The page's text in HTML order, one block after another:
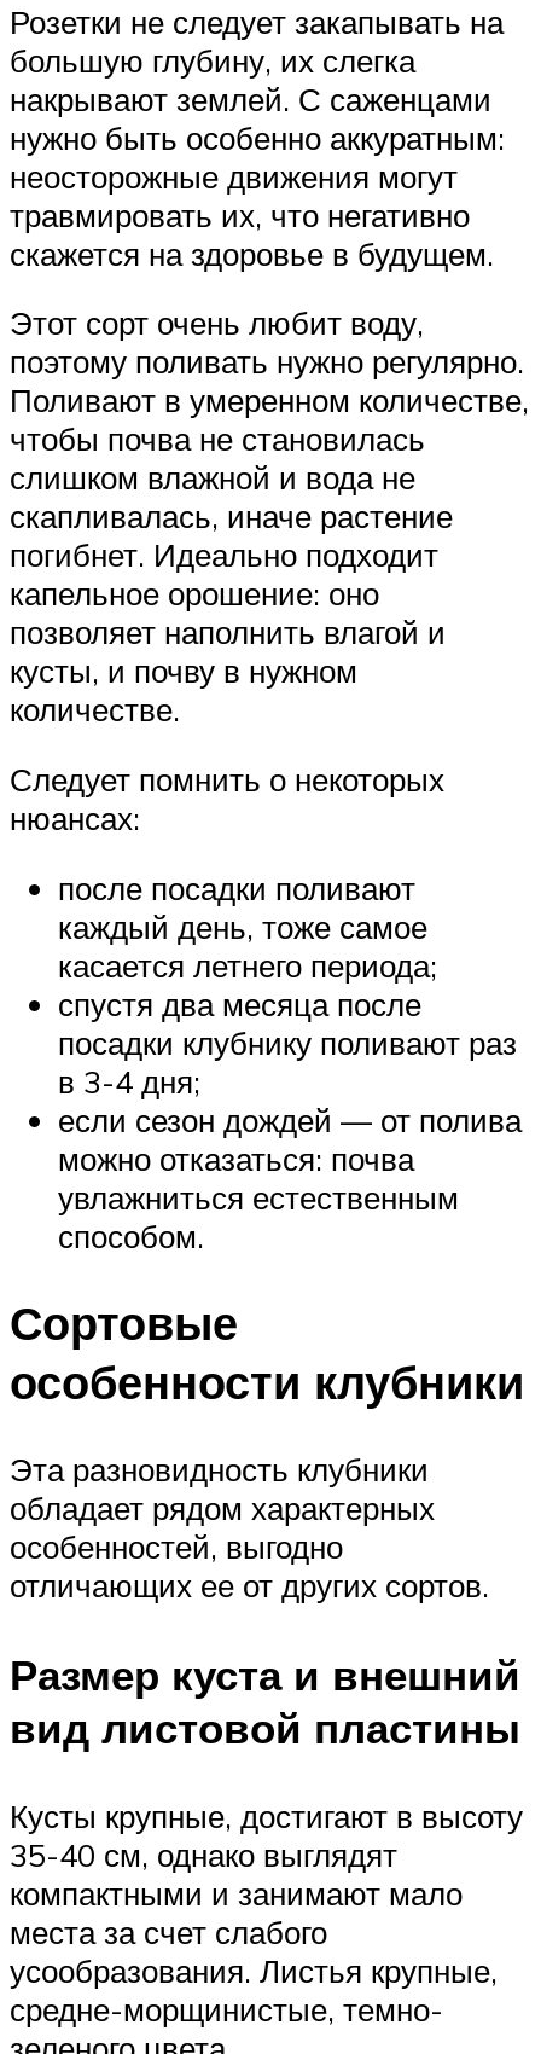
Розетки не следует закапывать на
большую глубину, их слегка
накрывают землей. С саженцами
нужно быть особенно аккуратным:
неосторожные движения могут
травмировать их, что негативно
скажется на здоровье в будущем.
Этот сорт очень любит воду,
поэтому поливать нужно регулярно.
Поливают в умеренном количестве,
чтобы почва не становилась
слишком влажной и вода не
скапливалась, иначе растение
погибнет. Идеально подходит
капельное орошение: оно
позволяет наполнить влагой и
кусты, и почву в нужном
количестве.
Следует помнить о некоторых
нюансах:
после посадки поливают
каждый день, тоже самое
касается летнего периода;
спустя два месяца после
посадки клубнику поливают раз
в 3-4 дня;
если сезон дождей — от полива
можно отказаться: почва
увлажниться естественным
способом.
Сортовые
особенности клубники
Эта разновидность клубники
обладает рядом характерных
особенностей, выгодно
отличающих ее от других сортов.
Размер куста и внешний
вид листовой пластины
Кусты крупные, достигают в высоту
35-40 см, однако выглядят
компактными и занимают мало
места за счет слабого
усообразования. Листья крупные,
средне-морщинистые, темно-